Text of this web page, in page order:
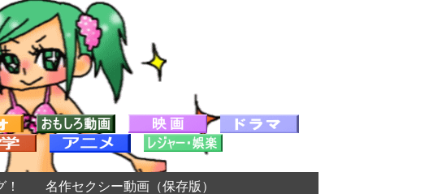
名作セクシー動画（保存版）